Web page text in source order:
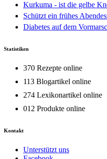
Kurkuma - ist die gelbe
Schützt ein frühes
Diabetes auf dem
Statistiken
370 Rezepte online
113 Blogartikel online
274 Lexikonartikel online
012 Produkte online
Kontakt
Unterstützt uns